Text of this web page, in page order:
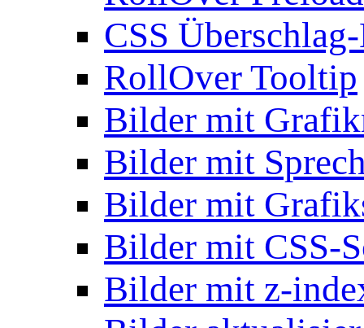
CSS
RollOver Tooltip
Bilder mit
Bilder mit
Bilder mit
Bilder mit CSS-
Bilder mit z-